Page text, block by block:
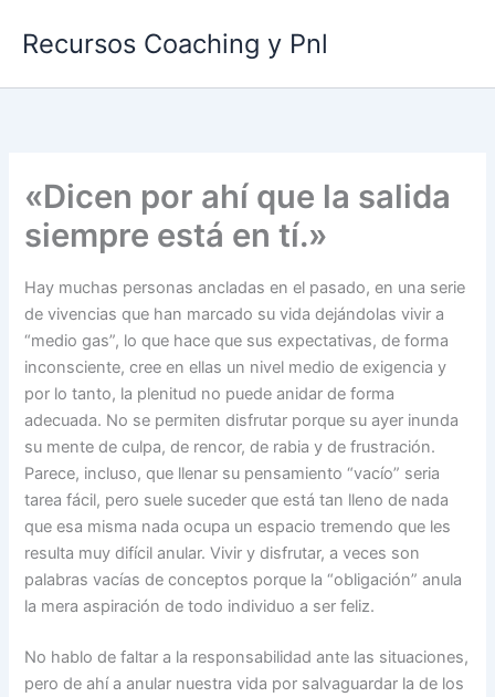
Recursos Coaching y Pnl
«Dicen por ahí que la salida
siempre está en tí.»
Hay muchas personas ancladas en el pasado, en una serie
de vivencias que han marcado su vida dejándolas vivir a
“medio gas”, lo que hace que sus expectativas, de forma
inconsciente, cree en ellas un nivel medio de exigencia y
por lo tanto, la plenitud no puede anidar de forma
adecuada. No se permiten disfrutar porque su ayer inunda
su mente de culpa, de rencor, de rabia y de frustración.
Parece, incluso, que llenar su pensamiento “vacío” seria
tarea fácil, pero suele suceder que está tan lleno de nada
que esa misma nada ocupa un espacio tremendo que les
resulta muy difícil anular. Vivir y disfrutar, a veces son
palabras vacías de conceptos porque la “obligación” anula
la mera aspiración de todo individuo a ser feliz.
No hablo de faltar a la responsabilidad ante las situaciones,
pero de ahí a anular nuestra vida por salvaguardar la de los